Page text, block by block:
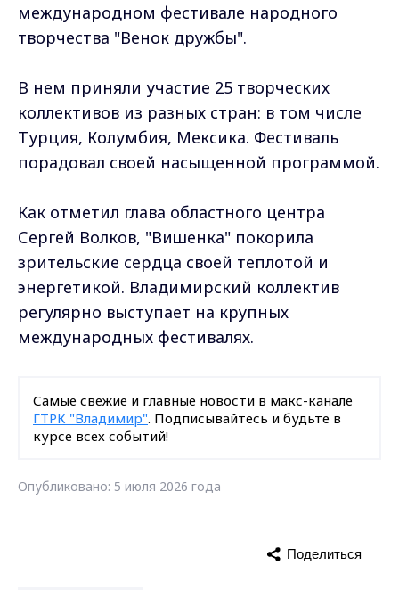
международном фестивале народного
творчества "Венок дружбы".
В нем приняли участие 25 творческих
коллективов из разных стран: в том числе
Турция, Колумбия, Мексика. Фестиваль
порадовал своей насыщенной программой.
Как отметил глава областного центра
Сергей Волков, "Вишенка" покорила
зрительские сердца своей теплотой и
энергетикой. Владимирский коллектив
регулярно выступает на крупных
международных фестивалях.
Самые свежие и главные новости в макс-канале
ГТРК "Владимир". Подписывайтесь и будьте в
курсе всех событий!
Опубликовано: 5 июля 2026 года
Поделиться